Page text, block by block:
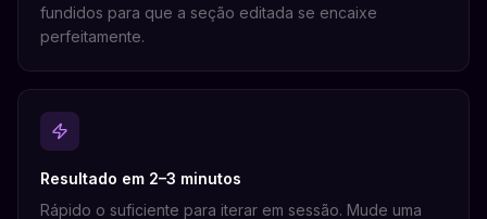
fundidos para que a seção editada se encaixe
perfeitamente.
Resultado em 2–3 minutos
Rápido o suficiente para iterar em sessão. Mude uma